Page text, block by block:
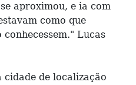
aproximou, e ia com
como que
Lucas
cidade de localização